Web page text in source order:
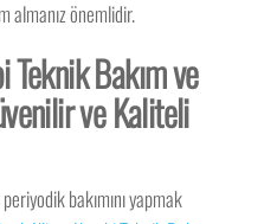
almanız önemlidir.
Bakım ve
ve Kaliteli
bakımını yapmak